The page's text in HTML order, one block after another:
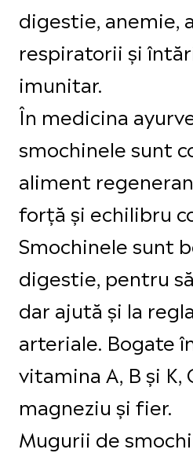
digestie, anemie,
respiratorii și
imunitar.
În medicina
smochinele sunt
aliment
forță și echilibru
Smochinele sunt
digestie, pentru
dar ajută și la
arteriale. Bogate
vitamina A, B și K,
magneziu și fier.
Mugurii de